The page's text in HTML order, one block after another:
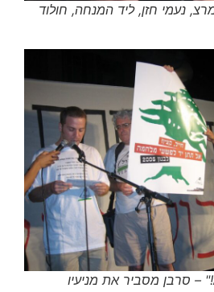
נעמי חזן, ליד המנחה, חולוד
סרבן מסביר את מניעיו